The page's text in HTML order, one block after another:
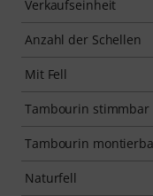
Verkaufseinheit
Anzahl der Schellen
Mit Fell
Tambourin stimmbar
Tambourin
Naturfell